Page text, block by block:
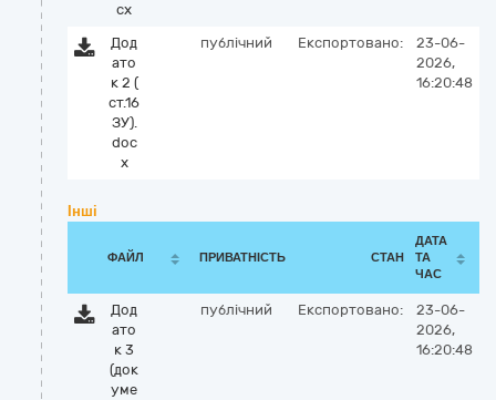
cx
Дод
ато
к 2 (
ст.16
ЗУ).
doc
x
публічний Експортовано:
23-06-
2026,
16:20:48
Інші
ФАЙЛ ПРИВАТНІСТЬ СТАН
ДАТА
ТА
ЧАС
Дод
ато
к 3
(док
уме
публічний Експортовано:
23-06-
2026,
16:20:48